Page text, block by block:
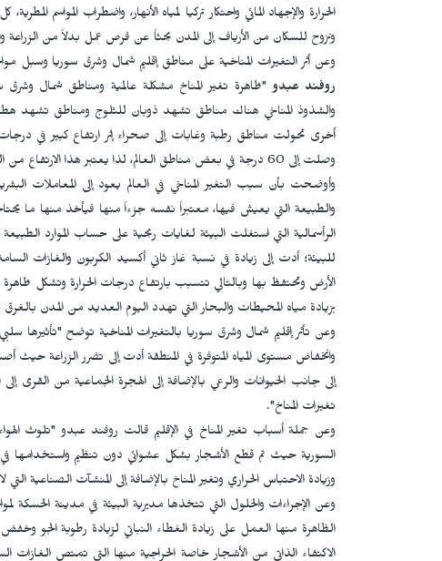
الحرارة والإجهاد المائي واحتكار تركيا لمياه الأنهار، واضطراب
ونزوح للسكان من الأرياف إلى المدن بحثاً عن فرص عمل بدلاً من الزراعة
وعن أثر التغيرات المناخية على مناطق إقليم شمال وشرق سوريا وسبل
روفند عبدو "ظاهرة تغير المناخ مشكلة عالمية ومناطق شمال وشرق
والشذوذ المناخي هناك مناطق تشهد ذوبان للثلوج ومناطق تشهد
وصلت إلى 60 درجة في بعض مناطق العالم، لذا يعتبر هذا الارتفاع من الكوارث البيئة".
وأوضحت بأن سبب التغير المناخي في العالم يعود إلى المعاملات
والطبيعة التي يعيش فيها، معتبراً نفسه جزءاً منها فيأخذ منها ما
الرأسمالية التي استغلت البيئة لغايات ربحية على حساب الموارد
للبيئة؛ أدت إلى زيادة في نسبة غاز ثاني أكسيد الكربون والغازات
الأرض وتحتفظ بها وبالتالي تتسبب بارتفاع درجات الحرارة وتشكل
بزيادة مياه المحيطات والبحار التي تهدد اليوم العديد من المدن
وعن تأثر إقليم شمال وشرق سوريا بالتغيرات المناخية توضح "تأثيرها
وانخفاض مستوى المياه المتوفرة في المنطقة أدت إلى تضرر الزراعة حيث
إلى جانب الحيوانات والرعي بالإضافة إلى الهجرة الجماعية من القرى
تغيرات المناخ".
وعن جملة أسباب تغير المناخ في الإقليم قالت روفند عبدو "تلوث
السورية حيث تم قطع الأشجار بشكل عشوائي دون تنظيم واستخدامها في
وزيادة الاحتباس الحراري وتغير المناخ بالإضافة إلى المنشآت الصناعية التي لا
وعن الإجراءات والحلول التي تتخذها مديرية البيئة في مدينة الحسكة
الظاهرة منها العمل على زيادة الغطاء النباتي لزيادة رطوبة الجو
الاكتفاء الذاتي من الأشجار خاصة الحراجية منها التي تمتص